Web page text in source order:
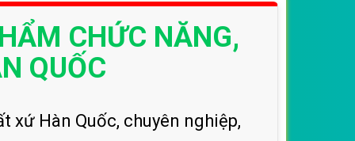
CHỨC NĂNG,
QUỐC
xứ Hàn Quốc, chuyên nghiệp,